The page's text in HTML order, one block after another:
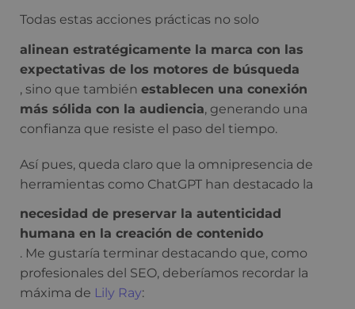
Todas estas acciones prácticas no solo
alinean estratégicamente la marca con las
expectativas de los motores de búsqueda
, sino que también establecen una conexión
más sólida con la audiencia, generando una
confianza que resiste el paso del tiempo.
Así pues, queda claro que la omnipresencia de
herramientas como ChatGPT han destacado la
necesidad de preservar la autenticidad
humana en la creación de contenido
. Me gustaría terminar destacando que, como
profesionales del SEO, deberíamos recordar la
máxima de Lily Ray: